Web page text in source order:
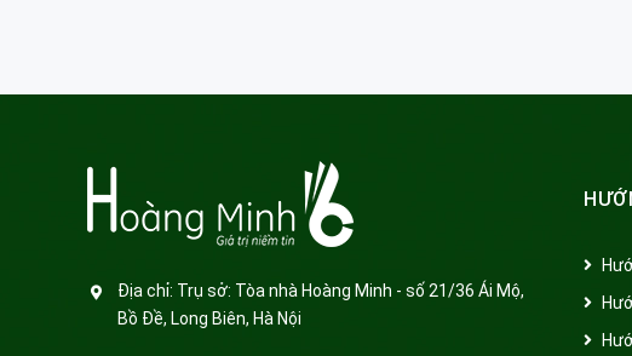
Địa chỉ: Trụ sở: Tòa nhà Hoàng Minh - số 21/36 Ái Mộ,
Bồ Đề, Long Biên, Hà Nội